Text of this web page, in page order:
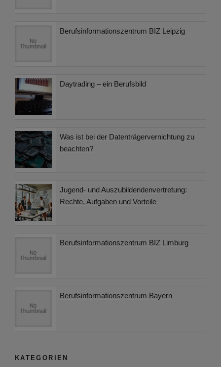
Berufsinformationszentrum BIZ Leipzig
Daytrading – ein Berufsbild
Was ist bei der Datenträgervernichtung zu
beachten?
Jugend- und Auszubildendenvertretung:
Rechte, Aufgaben und Vorteile
Berufsinformationszentrum BIZ Limburg
Berufsinformationszentrum Bayern
KATEGORIEN